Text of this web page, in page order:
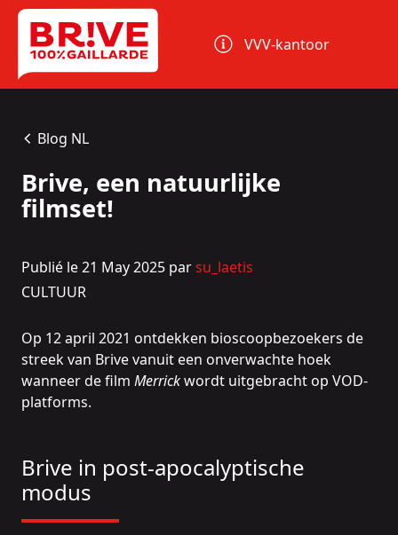
Cookies beheer paneel
VVV-kantoor
Blog NL
Brive, een natuurlijke
filmset!
Publié le 21 May 2025 parsu_laetis
CULTUUR
Op 12 april 2021 ontdekken bioscoopbezoekers de
streek van Brive vanuit een onverwachte hoek
wanneer de film Merrickwordt uitgebracht op VOD-
platforms.
Brive in post-apocalyptische
modus